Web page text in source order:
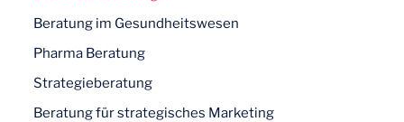
Beratung im Gesundheitswesen
Pharma Beratung
Strategieberatung
Beratung für strategisches Marketing